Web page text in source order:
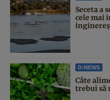
Seceta a
cele mai
D:NEWS
Câte
trebui să